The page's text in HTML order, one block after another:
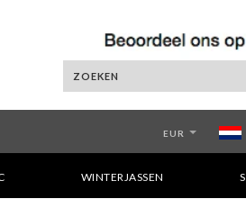
EUR
WINTERJASSEN